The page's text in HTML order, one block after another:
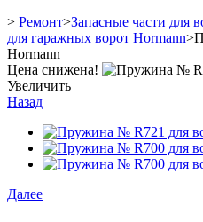
> Ремонт>Запасные части для
для гаражных ворот Hormann>
Hormann
Цена снижена!
Увеличить
Назад
Далее